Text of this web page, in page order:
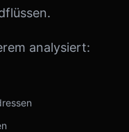
analysiert: